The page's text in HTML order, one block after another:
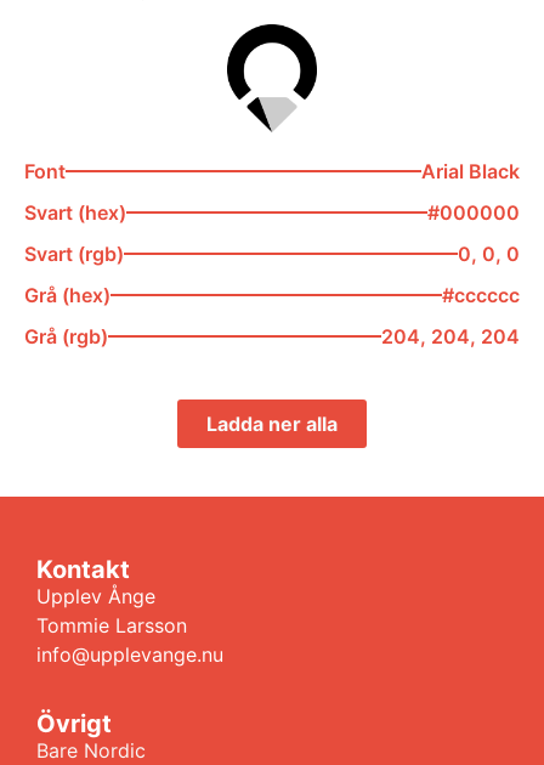
Font
Arial Black
Svart (hex)
#000000
Svart (rgb)
0, 0, 0
Grå (hex)
#cccccc
Grå (rgb)
204, 204, 204
Ladda ner alla
Kontakt
Upplev Ånge
Tommie Larsson
info@upplevange.nu
Övrigt
Bare Nordic